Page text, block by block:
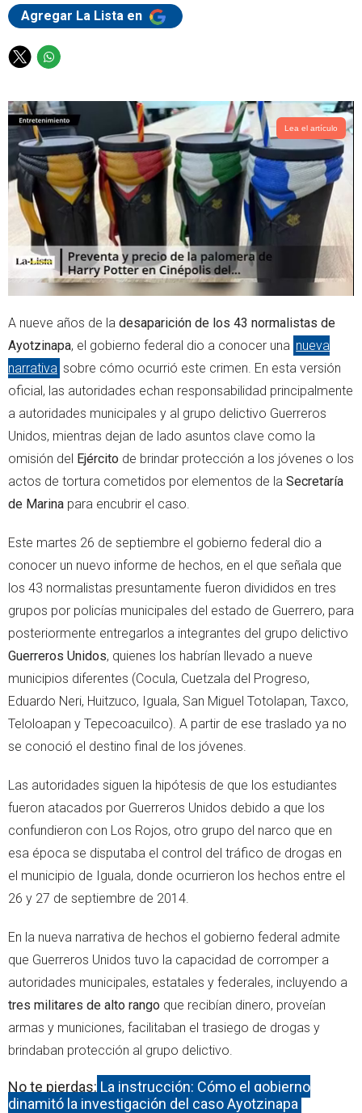
Agregar La Lista en
T
i
t
t
e
r
W
a
t
s
a
p
p
Lea el artículo
A nueve años de la desaparición de los 43 normalistas de
Ayotzinapa, el gobierno federal dio a conocer una nueva
narrativa sobre cómo ocurrió este crimen. En esta versión
oficial, las autoridades echan responsabilidad principalmente
a autoridades municipales y al grupo delictivo Guerreros
Unidos, mientras dejan de lado asuntos clave como la
omisión del Ejército de brindar protección a los jóvenes o los
actos de tortura cometidos por elementos de la Secretaría
de Marina para encubrir el caso.
Este martes 26 de septiembre el gobierno federal dio a
conocer un nuevo informe de hechos, en el que señala que
los 43 normalistas presuntamente fueron divididos en tres
grupos por policías municipales del estado de Guerrero, para
posteriormente entregarlos a integrantes del grupo delictivo
Guerreros Unidos, quienes los habrían llevado a nueve
municipios diferentes (Cocula, Cuetzala del Progreso,
Eduardo Neri, Huitzuco, Iguala, San Miguel Totolapan, Taxco,
Teloloapan y Tepecoacuilco). A partir de ese traslado ya no
se conoció el destino final de los jóvenes.
Las autoridades siguen la hipótesis de que los estudiantes
fueron atacados por Guerreros Unidos debido a que los
confundieron con Los Rojos, otro grupo del narco que en
esa época se disputaba el control del tráfico de drogas en
el municipio de Iguala, donde ocurrieron los hechos entre el
26 y 27 de septiembre de 2014.
En la nueva narrativa de hechos el gobierno federal admite
que Guerreros Unidos tuvo la capacidad de corromper a
autoridades municipales, estatales y federales, incluyendo a
tres militares de alto rango que recibían dinero, proveían
armas y municiones, facilitaban el trasiego de drogas y
brindaban protección al grupo delictivo.
No te pierdas: La instrucción: Cómo el gobierno
dinamitó la investigación del caso Ayotzinapa